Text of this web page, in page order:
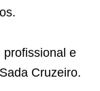
profissional e
Cruzeiro.